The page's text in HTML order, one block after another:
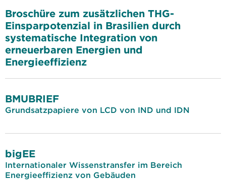
Broschüre zum zusätzlichen THG-
Einsparpotenzial in Brasilien durch
systematische Integration von
erneuerbaren Energien und
Energieeffizienz
BMUBRIEF
Grundsatzpapiere von LCD von IND und IDN
bigEE
Internationaler Wissenstransfer im Bereich
Energieeffizienz von Gebäuden